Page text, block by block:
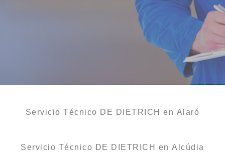
Servicio Técnico DE DIETRICH en Alaró
Servicio Técnico DE DIETRICH en Alcúdia